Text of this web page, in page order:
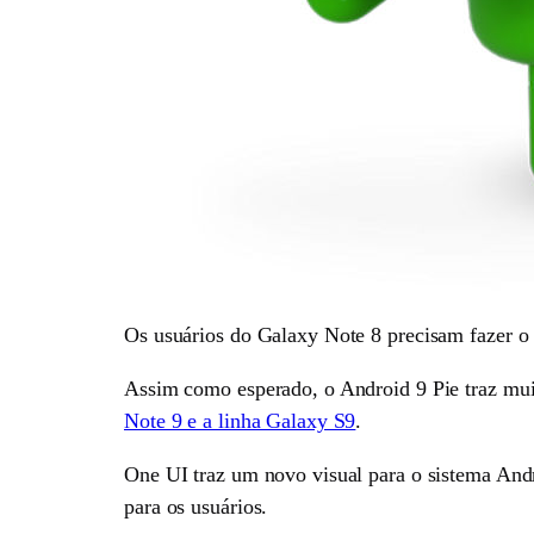
Os usuários do Galaxy Note 8 precisam fazer
Assim como esperado, o Android 9 Pie traz
Note 9 e a linha Galaxy S9.
One UI traz um novo visual para o sistema
para os usuários.